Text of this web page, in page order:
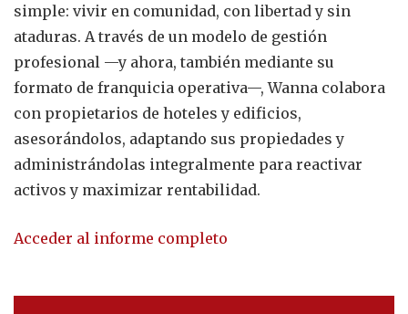
simple: vivir en comunidad, con libertad y sin
ataduras. A través de un modelo de gestión
profesional —y ahora, también mediante su
formato de franquicia operativa—, Wanna colabora
con propietarios de hoteles y edificios,
asesorándolos, adaptando sus propiedades y
administrándolas integralmente para reactivar
activos y maximizar rentabilidad.
Acceder al informe completo